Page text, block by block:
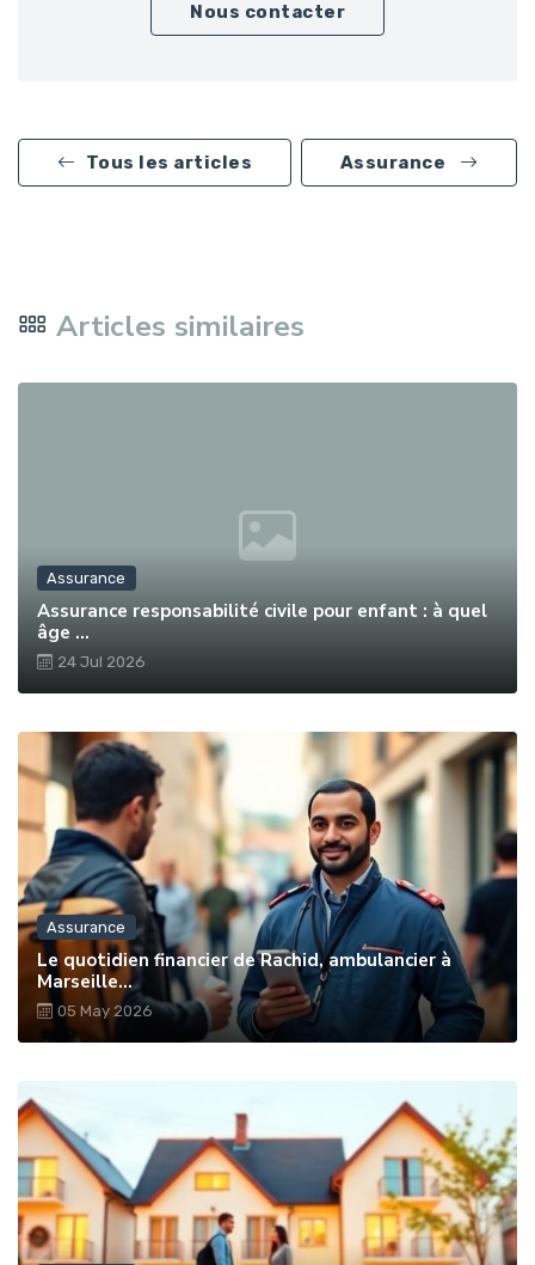
Nous contacter
Tous les articles Assurance
Articles similaires
Assurance
Assurance responsabilité civile pour enfant : à quel
âge ...
24 Jul 2026
Assurance
Le quotidien financier de Rachid, ambulancier à
Marseille...
05 May 2026